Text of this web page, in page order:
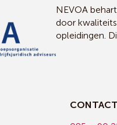
NEVOA
door
opleidingen.
CONTACT